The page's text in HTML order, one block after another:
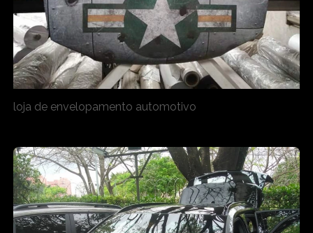
loja de envelopamento automotivo